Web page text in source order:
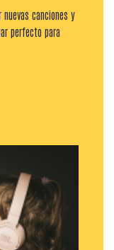
canciones y
perfecto para